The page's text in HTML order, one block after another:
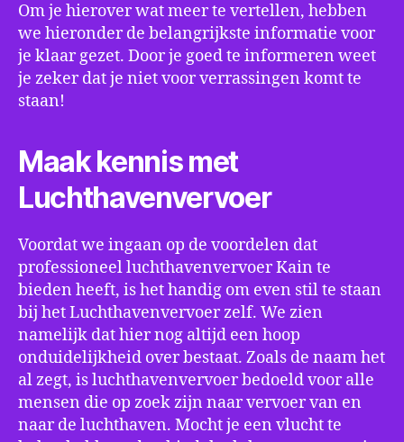
Om je hierover wat meer te vertellen, hebben
we hieronder de belangrijkste informatie voor
je klaar gezet. Door je goed te informeren weet
je zeker dat je niet voor verrassingen komt te
staan!
Maak kennis met
Luchthavenvervoer
Voordat we ingaan op de voordelen dat
professioneel luchthavenvervoer Kain te
bieden heeft, is het handig om even stil te staan
bij het Luchthavenvervoer zelf. We zien
namelijk dat hier nog altijd een hoop
onduidelijkheid over bestaat. Zoals de naam het
al zegt, is luchthavenvervoer bedoeld voor alle
mensen die op zoek zijn naar vervoer van en
naar de luchthaven. Mocht je een vlucht te